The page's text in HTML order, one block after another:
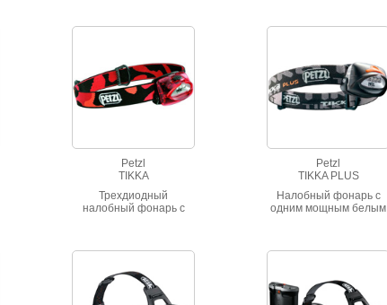
разрешение
Ростехнадзора.
Petzl
TIKKA
Трехдиодный
налобный фонарь с
Petzl
TIKKA PLUS
Налобный фонарь с
одним мощным белым